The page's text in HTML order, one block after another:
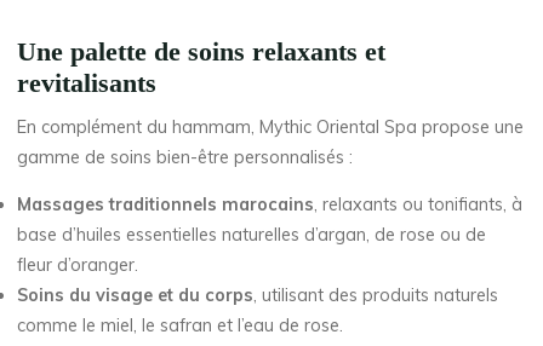
Une palette de soins relaxants et
revitalisants
En complément du hammam, Mythic Oriental Spa propose une
gamme de soins bien-être personnalisés :
Massages traditionnels marocains, relaxants ou tonifiants, à
base d’huiles essentielles naturelles d’argan, de rose ou de
fleur d’oranger.
Soins du visage et du corps, utilisant des produits naturels
comme le miel, le safran et l’eau de rose.